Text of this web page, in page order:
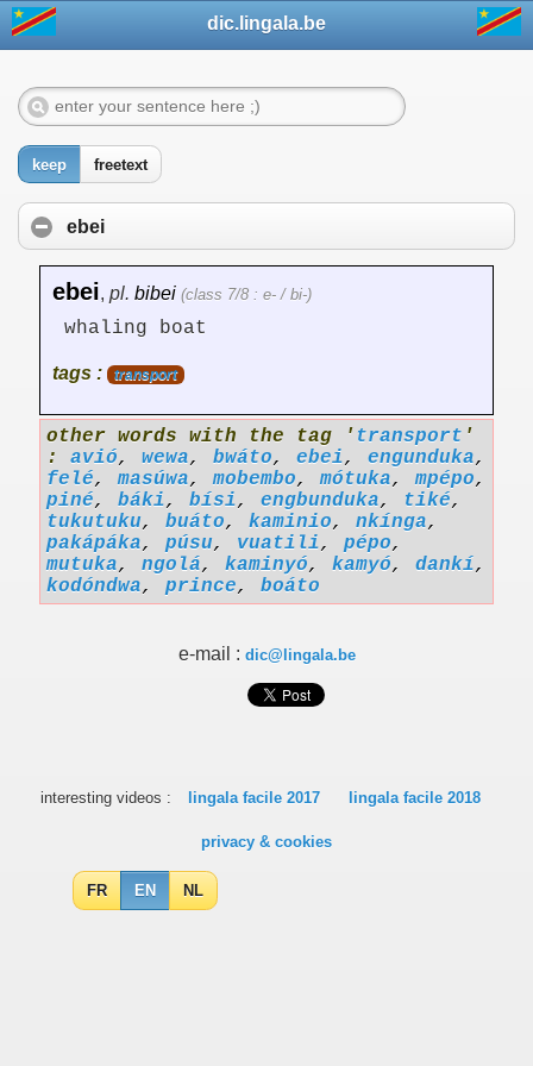
dic.lingala.be
keep freetext
ebei
ebei, pl. bibei (class 7/8 : e- / bi-)
whaling boat
tags : transport
other words with the tag ' transport '
: avió, wewa, bwáto, ebei, engunduka,
felé,masúwa,mobembo,mótuka,mpépo,
piné, báki, bísi, engbunduka, tiké,
tukutuku, buáto, kaminio, nkínga,
pakápáka, púsu, vuatili, pépo,
mutuka, ngolá, kaminyó, kamyó, dankí,
kodóndwa, prince, boáto
e-mail : dic@lingala.be
interesting videos : lingala facile 2017 lingala facile 2018
privacy & cookies
FR EN NL